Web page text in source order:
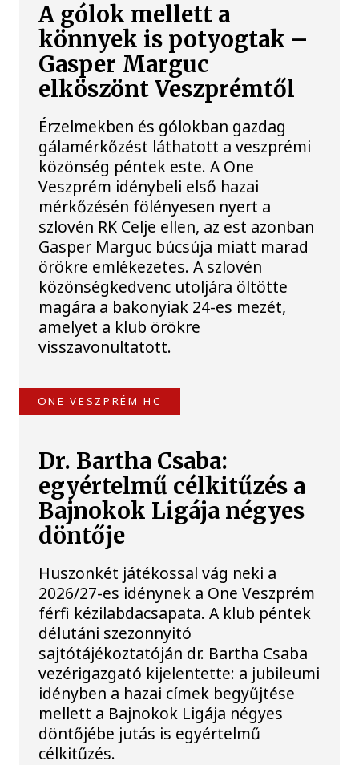
A gólok mellett a
könnyek is potyogtak –
Gasper Marguc
elköszönt Veszprémtől
Érzelmekben és gólokban gazdag
gálamérkőzést láthatott a veszprémi
közönség péntek este. A One
Veszprém idénybeli első hazai
mérkőzésén fölényesen nyert a
szlovén RK Celje ellen, az est azonban
Gasper Marguc búcsúja miatt marad
örökre emlékezetes. A szlovén
közönségkedvenc utoljára öltötte
magára a bakonyiak 24-es mezét,
amelyet a klub örökre
visszavonultatott.
ONE VESZPRÉM HC
Dr. Bartha Csaba:
egyértelmű célkitűzés a
Bajnokok Ligája négyes
döntője
Huszonkét játékossal vág neki a
2026/27-es idénynek a One Veszprém
férfi kézilabdacsapata. A klub péntek
délutáni szezonnyitó
sajtótájékoztatóján dr. Bartha Csaba
vezérigazgató kijelentette: a jubileumi
idényben a hazai címek begyűjtése
mellett a Bajnokok Ligája négyes
döntőjébe jutás is egyértelmű
célkitűzés.